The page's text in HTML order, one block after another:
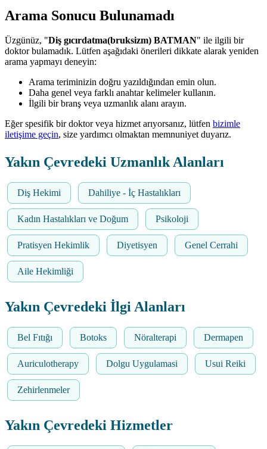
Arama Sonucu Bulunamadı
Üzgünüz, "Diş gıcırdatma(bruksizm) BATMAN" ile ilgili bir
doktor bulamadık. Lütfen aşağıdaki önerileri dikkate alarak yeniden
arama yapmayı deneyin:
Arama teriminizin doğru yazıldığından emin olun.
Daha genel veya farklı anahtar kelimeler kullanın.
İlgili bir branş veya uzmanlık alanı arayın.
Eğer spesifik bir doktor veya hizmet arıyorsanız, lütfen bizimle
iletişime geçin, size yardımcı olmaktan memnuniyet duyarız.
Yakın Çevredeki Uzmanlık Alanları
Diş Hekimi Dahiliye - İç Hastalıkları
Kadın Hastalıkları ve Doğum Psikoloji
Pratisyen Hekimlik Diyetisyen Genel Cerrahi
Aile Hekimliği
Yakın Çevredeki İlgi Alanları
Bel Fıtığı Botoks Nöralterapi Dermapen
Auriculotherapy Dolgu Uygulamasi Usui Reiki
Zehirlenmeler
Yakın Çevredeki Hizmetler